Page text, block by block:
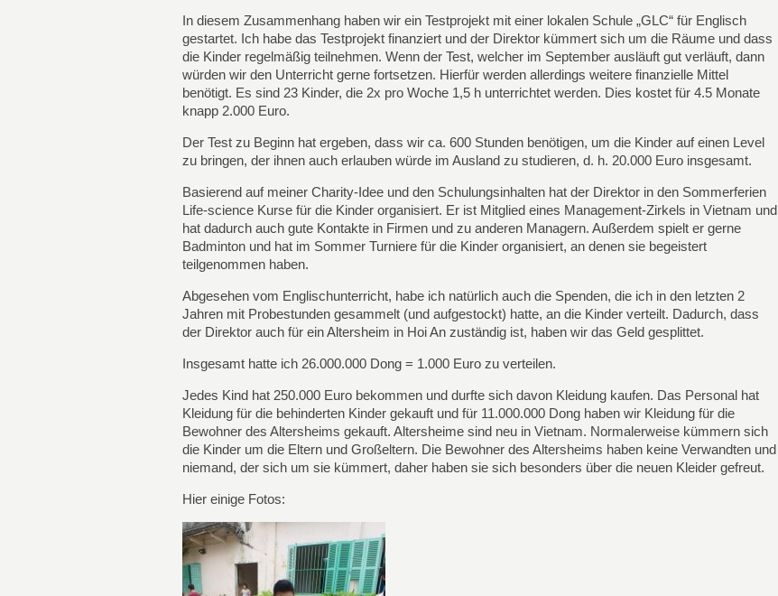
In diesem Zusammenhang haben wir ein Testprojekt mit einer lokalen Schule „GLC“ für Englisch
gestartet. Ich habe das Testprojekt finanziert und der Direktor kümmert sich um die Räume und dass
die Kinder regelmäßig teilnehmen. Wenn der Test, welcher im September ausläuft gut verläuft, dann
würden wir den Unterricht gerne fortsetzen. Hierfür werden allerdings weitere finanzielle Mittel
benötigt. Es sind 23 Kinder, die 2x pro Woche 1,5 h unterrichtet werden. Dies kostet für 4.5 Monate
knapp 2.000 Euro.
Der Test zu Beginn hat ergeben, dass wir ca. 600 Stunden benötigen, um die Kinder auf einen Level
zu bringen, der ihnen auch erlauben würde im Ausland zu studieren, d. h. 20.000 Euro insgesamt.
Basierend auf meiner Charity-Idee und den Schulungsinhalten hat der Direktor in den Sommerferien
Life-science Kurse für die Kinder organisiert. Er ist Mitglied eines Management-Zirkels in Vietnam und
hat dadurch auch gute Kontakte in Firmen und zu anderen Managern. Außerdem spielt er gerne
Badminton und hat im Sommer Turniere für die Kinder organisiert, an denen sie begeistert
teilgenommen haben.
Abgesehen vom Englischunterricht, habe ich natürlich auch die Spenden, die ich in den letzten 2
Jahren mit Probestunden gesammelt (und aufgestockt) hatte, an die Kinder verteilt. Dadurch, dass
der Direktor auch für ein Altersheim in Hoi An zuständig ist, haben wir das Geld gesplittet.
Insgesamt hatte ich 26.000.000 Dong = 1.000 Euro zu verteilen.
Jedes Kind hat 250.000 Euro bekommen und durfte sich davon Kleidung kaufen. Das Personal hat
Kleidung für die behinderten Kinder gekauft und für 11.000.000 Dong haben wir Kleidung für die
Bewohner des Altersheims gekauft. Altersheime sind neu in Vietnam. Normalerweise kümmern sich
die Kinder um die Eltern und Großeltern. Die Bewohner des Altersheims haben keine Verwandten und
niemand, der sich um sie kümmert, daher haben sie sich besonders über die neuen Kleider gefreut.
Hier einige Fotos: